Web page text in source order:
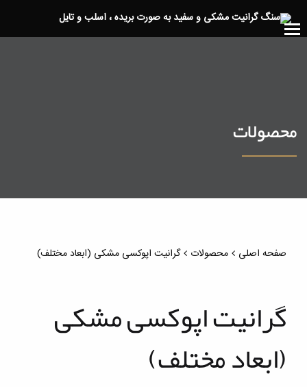
محصولات
صفحه اصلی محصولات گرانیت اپوکسی مشکی (ابعاد مختلف)
گرانیت اپوکسی مشکی
(ابعاد مختلف)